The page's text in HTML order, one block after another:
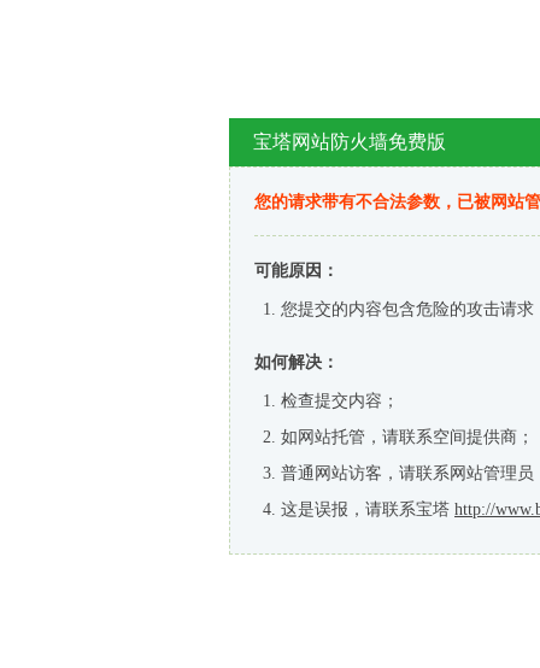
宝塔网站防火墙免费版
您的请求带有不合法参数，已被网站
可能原因：
您提交的内容包含危险的攻击请求
如何解决：
检查提交内容；
如网站托管，请联系空间提供商；
普通网站访客，请联系网站管理员
这是误报，请联系宝塔 http://